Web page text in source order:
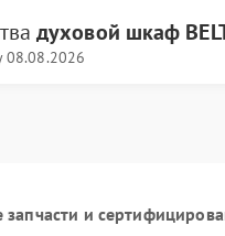
духовой шкаф
08.08.2026
и